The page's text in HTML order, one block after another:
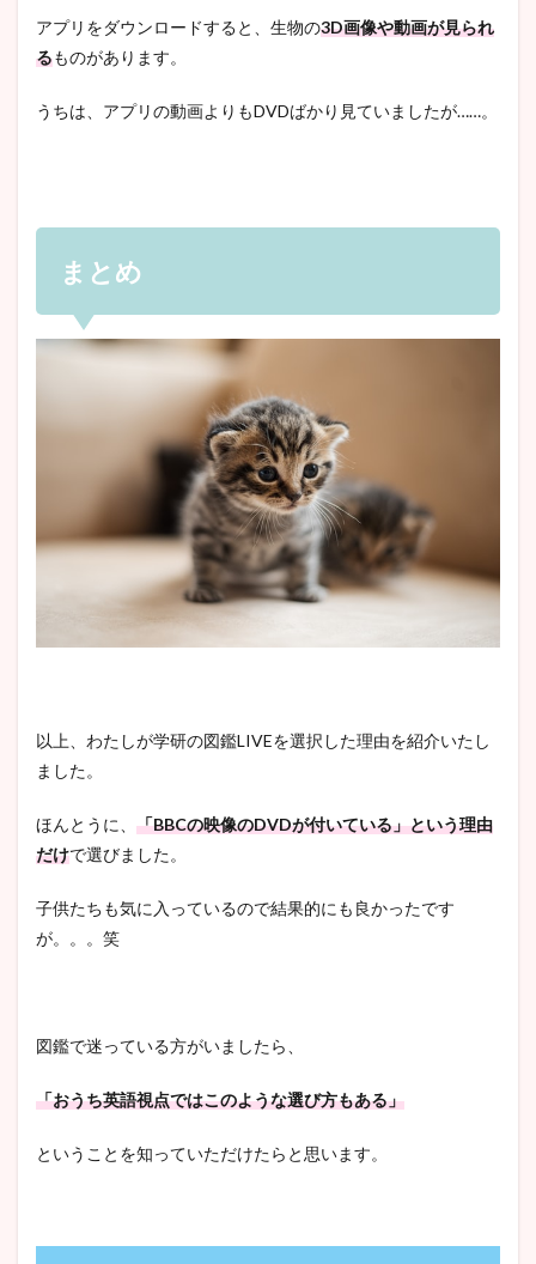
アプリをダウンロードすると、生物の3D画像や動画が見られ
るものがあります。
うちは、アプリの動画よりもDVDばかり見ていましたが……。
まとめ
以上、わたしが学研の図鑑LIVEを選択した理由を紹介いたし
ました。
ほんとうに、 「BBCの映像のDVDが付いている」という理由
だけで選びました。
子供たちも気に入っているので結果的にも良かったです
が。。。笑
図鑑で迷っている方がいましたら、
「おうち英語視点ではこのような選び方もある」
ということを知っていただけたらと思います。